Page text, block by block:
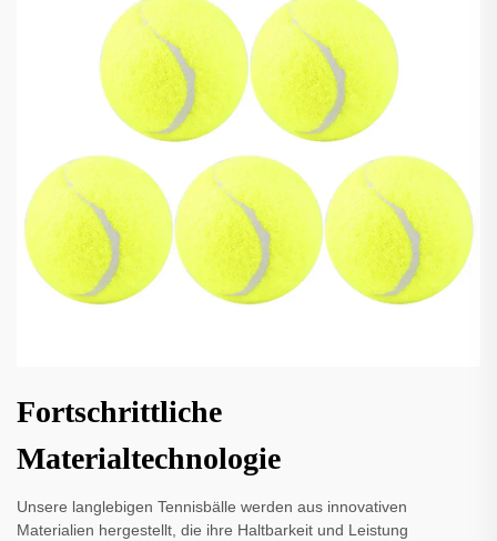
Fortschrittliche
Materialtechnologie
Unsere langlebigen Tennisbälle werden aus innovativen
Materialien hergestellt, die ihre Haltbarkeit und Leistung